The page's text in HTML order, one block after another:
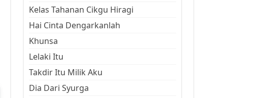
Kelas Tahanan Cikgu Hiragi
Hai Cinta Dengarkanlah
Khunsa
Lelaki Itu
Takdir Itu Milik Aku
Dia Dari Syurga